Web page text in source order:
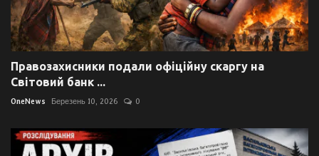
Правозахисники подали офіційну скаргу на
Світовий банк ...
OneNews Березень 10, 2026 0